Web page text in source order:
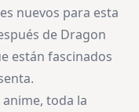
nuevos para esta
de Dragon
están fascinados
toda la